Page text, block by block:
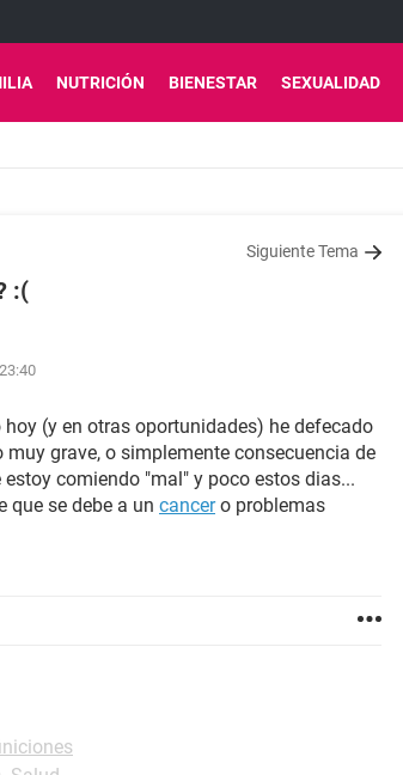
NUTRICIÓN BIENESTAR SEXUALIDAD
Siguiente Tema
:(
(y en otras oportunidades) he defecado
grave, o simplemente consecuencia de
estoy comiendo "mal" y poco estos dias...
que se debe a un cancero problemas